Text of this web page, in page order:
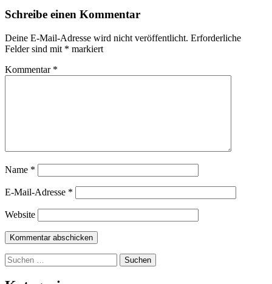
Schreibe einen Kommentar
Deine E-Mail-Adresse wird nicht veröffentlicht. Erforderliche
Felder sind mit * markiert
Kommentar *
Name *
E-Mail-Adresse *
Website
Suchen
nach: